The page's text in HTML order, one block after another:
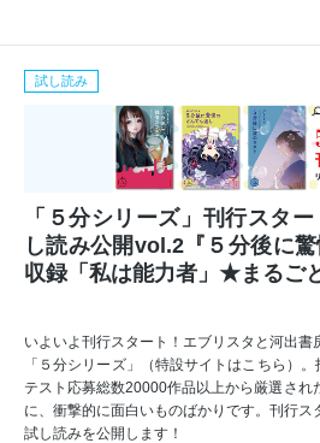
試し読み
「５分シリーズ」刊行スタ
し読み公開vol.2『５分後に驚
収録「私は能力者」★まるご
いよいよ刊行スタート！エブリスタと河出
「５分シリーズ」（特設サイトはこちら）
テスト応募総数20000作品以上から厳選され
に、衝撃的に面白いものばかりです。刊行
試し読みを公開します！